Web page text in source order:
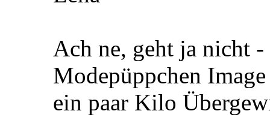
Ach ne, geht ja nicht -
Modepüppchen
ein paar Kilo